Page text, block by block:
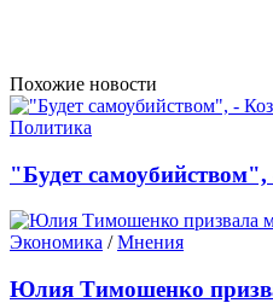
Похожие новости
Политика
"Будет
Экономика /Мнения
Юлия Тимошенко